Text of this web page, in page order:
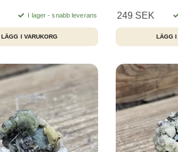
I lager - snabb leverans 249 SEK